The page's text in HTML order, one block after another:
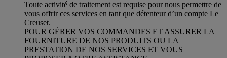
Toute activité de traitement est requise pour nous permettre de
vous offrir ces services en tant que détenteur d’un compte Le
Creuset.
POUR GÉRER VOS COMMANDES ET ASSURER LA
FOURNITURE DE NOS PRODUITS OU LA
PRESTATION DE NOS SERVICES ET VOUS